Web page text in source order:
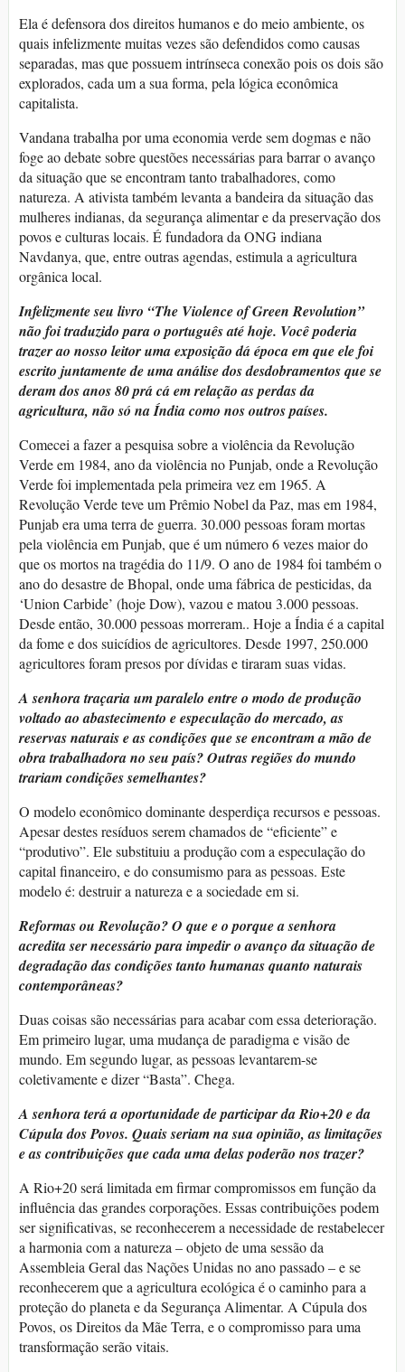
Ela é defensora dos direitos humanos e do meio ambiente, os
quais infelizmente muitas vezes são defendidos como causas
separadas, mas que possuem intrínseca conexão pois os dois são
explorados, cada um a sua forma, pela lógica econômica
capitalista.
Vandana trabalha por uma economia verde sem dogmas e não
foge ao debate sobre questões necessárias para barrar o avanço
da situação que se encontram tanto trabalhadores, como
natureza. A ativista também levanta a bandeira da situação das
mulheres indianas, da segurança alimentar e da preservação dos
povos e culturas locais. É fundadora da ONG indiana
Navdanya, que, entre outras agendas, estimula a agricultura
orgânica local.
Infelizmente seu livro “The Violence of Green Revolution”
não foi traduzido para o português até hoje. Você poderia
trazer ao nosso leitor uma exposição dá época em que ele foi
escrito juntamente de uma análise dos desdobramentos que se
deram dos anos 80 prá cá em relação as perdas da
agricultura, não só na Índia como nos outros países.
Comecei a fazer a pesquisa sobre a violência da Revolução
Verde em 1984, ano da violência no Punjab, onde a Revolução
Verde foi implementada pela primeira vez em 1965. A
Revolução Verde teve um Prêmio Nobel da Paz, mas em 1984,
Punjab era uma terra de guerra. 30.000 pessoas foram mortas
pela violência em Punjab, que é um número 6 vezes maior do
que os mortos na tragédia do 11/9. O ano de 1984 foi também o
ano do desastre de Bhopal, onde uma fábrica de pesticidas, da
‘Union Carbide’ (hoje Dow), vazou e matou 3.000 pessoas.
Desde então, 30.000 pessoas morreram.. Hoje a Índia é a capital
da fome e dos suicídios de agricultores. Desde 1997, 250.000
agricultores foram presos por dívidas e tiraram suas vidas.
A senhora traçaria um paralelo entre o modo de produção
voltado ao abastecimento e especulação do mercado, as
reservas naturais e as condições que se encontram a mão de
obra trabalhadora no seu país? Outras regiões do mundo
trariam condições semelhantes?
O modelo econômico dominante desperdiça recursos e pessoas.
Apesar destes resíduos serem chamados de “eficiente” e
“produtivo”. Ele substituiu a produção com a especulação do
capital financeiro, e do consumismo para as pessoas. Este
modelo é: destruir a natureza e a sociedade em si.
Reformas ou Revolução? O que e o porque a senhora
acredita ser necessário para impedir o avanço da situação de
degradação das condições tanto humanas quanto naturais
contemporâneas?
Duas coisas são necessárias para acabar com essa deterioração.
Em primeiro lugar, uma mudança de paradigma e visão de
mundo. Em segundo lugar, as pessoas levantarem-se
coletivamente e dizer “Basta”. Chega.
A senhora terá a oportunidade de participar da Rio+20 e da
Cúpula dos Povos. Quais seriam na sua opinião, as limitações
e as contribuições que cada uma delas poderão nos trazer?
A Rio+20 será limitada em firmar compromissos em função da
influência das grandes corporações. Essas contribuições podem
ser significativas, se reconhecerem a necessidade de restabelecer
a harmonia com a natureza – objeto de uma sessão da
Assembleia Geral das Nações Unidas no ano passado – e se
reconhecerem que a agricultura ecológica é o caminho para a
proteção do planeta e da Segurança Alimentar. A Cúpula dos
Povos, os Direitos da Mãe Terra, e o compromisso para uma
transformação serão vitais.